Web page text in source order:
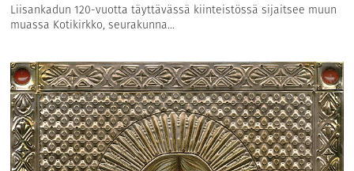
Liisankadun 120-vuotta täyttävässä kiinteistössä sijaitsee muun
muassa Kotikirkko, seurakunna...